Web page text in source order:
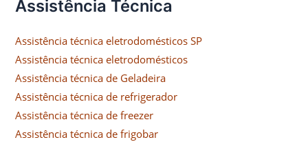
Assistência Técnica
Assistência técnica eletrodomésticos SP
Assistência técnica eletrodomésticos
Assistência técnica de Geladeira
Assistência técnica de refrigerador
Assistência técnica de freezer
Assistência técnica de frigobar